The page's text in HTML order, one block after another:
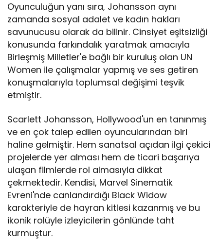
Oyunculuğun yanı sıra, Johansson aynı
zamanda sosyal adalet ve kadın hakları
savunucusu olarak da bilinir. Cinsiyet eşitsizliği
konusunda farkındalık yaratmak amacıyla
Birleşmiş Milletler'e bağlı bir kuruluş olan UN
Women ile çalışmalar yapmış ve ses getiren
konuşmalarıyla toplumsal değişimi teşvik
etmiştir.
Scarlett Johansson, Hollywood'un en tanınmış
ve en çok talep edilen oyuncularından biri
haline gelmiştir. Hem sanatsal açıdan ilgi çekici
projelerde yer alması hem de ticari başarıya
ulaşan filmlerde rol almasıyla dikkat
çekmektedir. Kendisi, Marvel Sinematik
Evreni'nde canlandırdığı Black Widow
karakteriyle de hayran kitlesi kazanmış ve bu
ikonik rolüyle izleyicilerin gönlünde taht
kurmuştur.